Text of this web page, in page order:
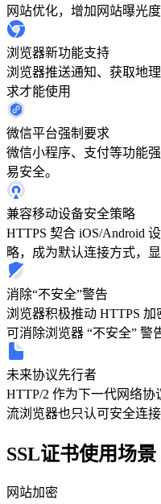
网站优化，增加网站曝光度
浏览器新功能支持
浏览器推送通知、获取地
求才能使用
微信平台强制要求
微信小程序、支付等功能
易安全。
兼容移动设备安全策略
HTTPS 契合 iOS/Android
略，成为默认连接方式，
消除“不安全”警告
浏览器积极推动 HTTPS 加
可消除浏览器 “不安全” 警
未来协议先行者
HTTP/2 作为下一代网络协
流浏览器也只认可安全连接
SSL证书使用场景
网站加密